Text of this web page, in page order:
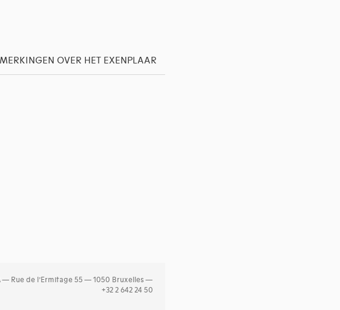
OVER HET EXENPLAAR
— Rue de l’Ermitage 55 — 1050 Bruxelles —
+32 2 642 24 50